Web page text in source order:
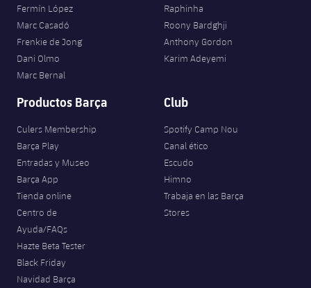
Fermín López
Marc Casadó
Frenkie de Jong
Dani Olmo
Marc Bernal
Raphinha
Roony Bardghji
Anthony Gordon
Karim Adeyemi
Productos Barça
Culers Membership
Barça Play
Entradas y Museo
Barça App
Tienda online
Centro de
Ayuda/FAQs
Hazte Beta Tester
Black Friday
Navidad Barça
Club
Spotify Camp Nou
Canal ético
Escudo
Himno
Trabaja en las Barça
Stores